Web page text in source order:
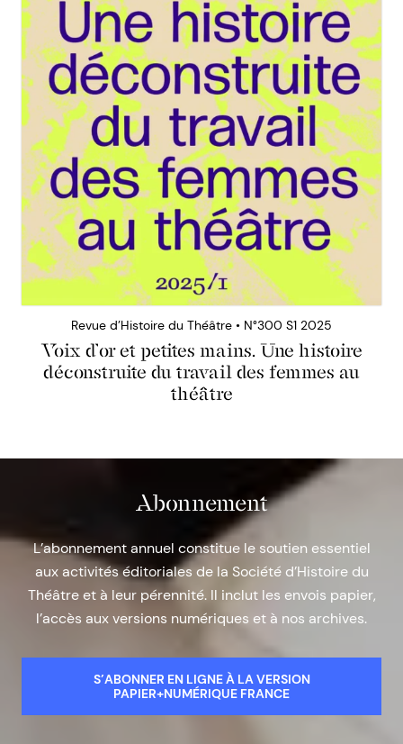
Revue d’Histoire du Théâtre • N°300 S1 2025
Voix d’or et petites mains. Une histoire
déconstruite du travail des femmes au
théâtre
Abonnement
L’abonnement annuel constitue le soutien essentiel
aux activités éditoriales de la Société d’Histoire du
Théâtre et à leur pérennité. Il inclut les envois papier,
l’accès aux versions numériques et à nos archives.
S’ABONNER EN LIGNE À LA VERSION
PAPIER+NUMÉRIQUE FRANCE